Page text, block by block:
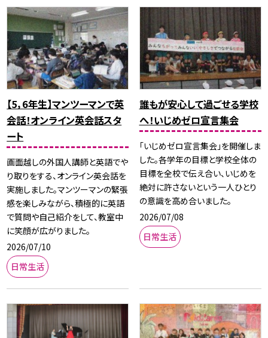
【5，6年生】マンツーマンで英
会話！オンライン英会話スタ
ート
画面越しの外国人講師と英語でや
り取りをする、オンライン英会話を
実施しました。マンツーマンの緊張
感を楽しみながら、積極的に英語
で質問や自己紹介をして、教室中
に笑顔が広がりました。
2026/07/10
日常生活
誰もが安心して過ごせる学校
へ！いじめゼロ宣言集会
「いじめゼロ宣言集会」を開催しま
した。各学年の目標と学校全体の
目標を全校で伝え合い、いじめを
絶対に許さないという一人ひとり
の意識を高め合いました。
2026/07/08
日常生活